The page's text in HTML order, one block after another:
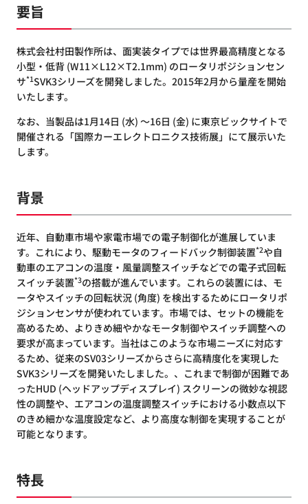
要旨
株式会社村田製作所は、面実装タイプでは世界最高精度となる
小型・低背 (W11×L12×T2.1mm) のロータリポジションセン
サ*1SVK3シリーズを開発しました。2015年2月から量産を開始
いたします。
なお、当製品は1月14日 (水) ～16日 (金) に東京ビックサイトで
開催される「国際カーエレクトロニクス技術展」にて展示いた
します。
背景
近年、自動車市場や家電市場での電子制御化が進展していま
す。これにより、駆動モータのフィードバック制御装置*2や自
動車のエアコンの温度・風量調整スイッチなどでの電子式回転
スイッチ装置*3の搭載が進んでいます。これらの装置には、モ
ータやスイッチの回転状況 (角度) を検出するためにロータリポ
ジションセンサが使われています。市場では、セットの機能を
高めるため、よりきめ細やかなモータ制御やスイッチ調整への
要求が高まっています。当社はこのような市場ニーズに対応す
るため、従来のSV03シリーズからさらに高精度化を実現した
SVK3シリーズを開発いたしました。、これまで制御が困難であ
ったHUD (ヘッドアップディスプレイ) スクリーンの微妙な視認
性の調整や、エアコンの温度調整スイッチにおける小数点以下
のきめ細かな温度設定など、より高度な制御を実現することが
可能となります。
特長